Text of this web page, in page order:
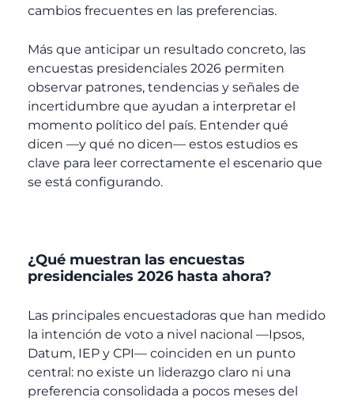
cambios frecuentes en las preferencias.
Más que anticipar un resultado concreto, las
encuestas presidenciales 2026 permiten
observar patrones, tendencias y señales de
incertidumbre que ayudan a interpretar el
momento político del país. Entender qué
dicen —y qué no dicen— estos estudios es
clave para leer correctamente el escenario que
se está configurando.
¿Qué muestran las encuestas
presidenciales 2026 hasta ahora?
Las principales encuestadoras que han medido
la intención de voto a nivel nacional —Ipsos,
Datum, IEP y CPI— coinciden en un punto
central: no existe un liderazgo claro ni una
preferencia consolidada a pocos meses del